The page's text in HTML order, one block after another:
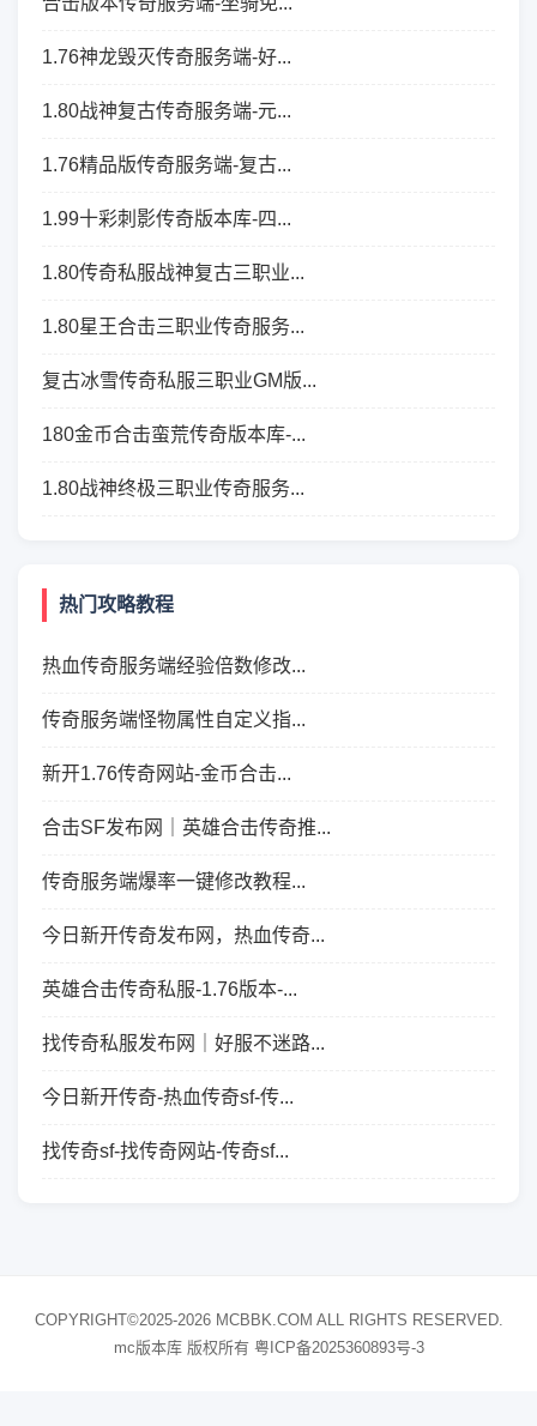
1.76神龙毁灭传奇服务端-好...
1.80战神复古传奇服务端-元...
1.76精品版传奇服务端-复古...
1.99十彩刺影传奇版本库-四...
1.80传奇私服战神复古三职业...
1.80星王合击三职业传奇服务...
复古冰雪传奇私服三职业GM版...
180金币合击蛮荒传奇版本库-...
1.80战神终极三职业传奇服务...
热门攻略教程
热血传奇服务端经验倍数修改...
传奇服务端怪物属性自定义指...
新开1.76传奇网站-金币合击...
合击SF发布网｜英雄合击传奇推...
传奇服务端爆率一键修改教程...
今日新开传奇发布网，热血传奇...
英雄合击传奇私服-1.76版本-...
找传奇私服发布网｜好服不迷路...
今日新开传奇-热血传奇sf-传...
找传奇sf-找传奇网站-传奇sf...
COPYRIGHT©2025-2026 MCBBK.COM ALL RIGHTS RESERVED.
mc版本库 版权所有 粤ICP备2025360893号-3